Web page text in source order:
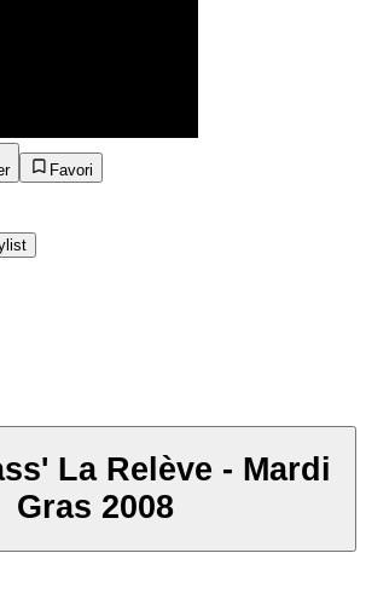
Favori
La Relève - Mardi
Gras 2008